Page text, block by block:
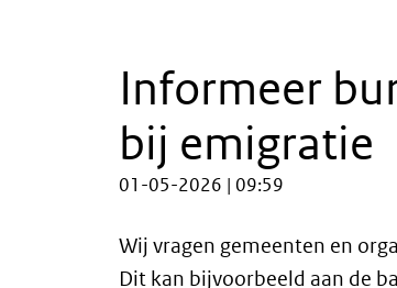
Informeer
bij emigratie
01-05-2026 | 09:59
Wij vragen gemeenten en
Dit kan bijvoorbeeld aan de